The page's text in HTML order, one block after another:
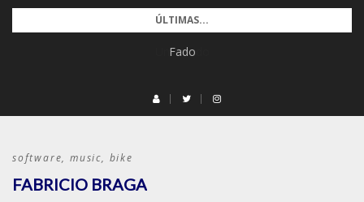
Pular
para
ÚLTIMAS...
Fado
software, music, bike
FABRICIO BRAGA